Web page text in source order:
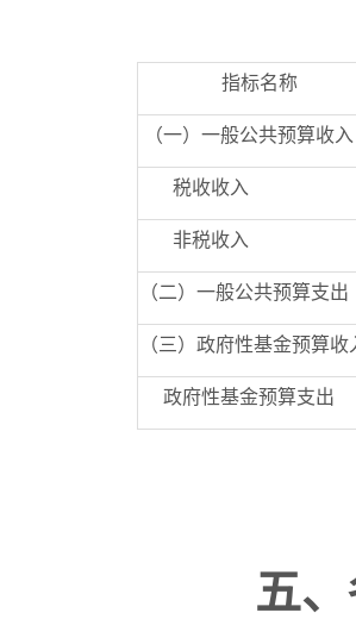
指标名称
（一）一般公共预算收入
税收收入
非税收入
（二）一般公共预算支出
（三）政府性基金预算收
政府性基金预算支出
五